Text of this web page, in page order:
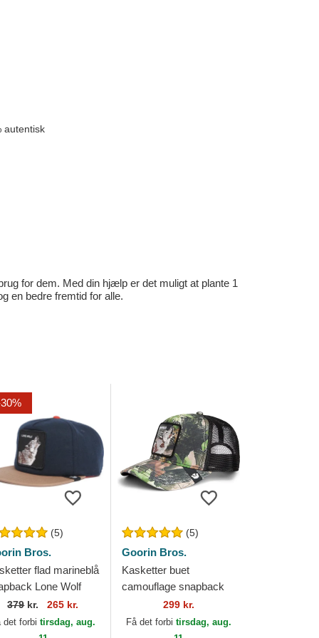
autentisk
for dem. Med din hjælp er det muligt at plante 1
en bedre fremtid for alle.
(5)
Bros.
flad marineblå
Lone Wolf
Pack The Farm
The Farm Goorin
379kr. 265 kr.
det forbitirsdag, aug.
(5)
Goorin Bros.
Kasketter buet
camouflage snapback
Lone Wolf Camouflage
Seasonal Real Tree The
Farm Goorin Bros.
299 kr.
Få det forbi tirsdag, aug.